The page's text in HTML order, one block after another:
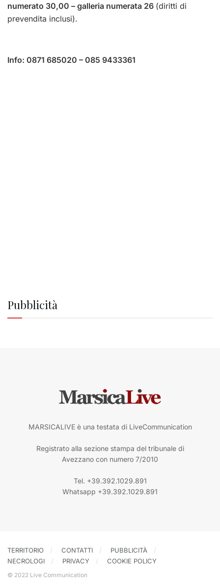
numerato 30,00 – galleria numerata 26 (diritti di
prevendita inclusi).
Info: 0871 685020 – 085 9433361
Pubblicità
MARSICALIVE è una testata di LiveCommunication
Registrato alla sezione stampa del tribunale di
Avezzano con numero 7/2010
Tel. +39.392.1029.891
Whatsapp +39.392.1029.891
TERRITORIO CONTATTI
PUBBLICITÀ
NECROLOGI
PRIVACY COOKIE POLICY
© 2022 Live Communication